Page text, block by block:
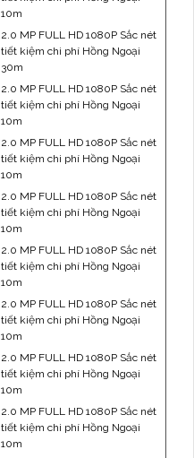
10m
2.0 MP FULL HD 1080P Sắc nét
tiết kiệm chi phí Hồng Ngoại
30m
2.0 MP FULL HD 1080P Sắc nét
tiết kiệm chi phí Hồng Ngoại
10m
2.0 MP FULL HD 1080P Sắc nét
tiết kiệm chi phí Hồng Ngoại
10m
2.0 MP FULL HD 1080P Sắc nét
tiết kiệm chi phí Hồng Ngoại
10m
2.0 MP FULL HD 1080P Sắc nét
tiết kiệm chi phí Hồng Ngoại
10m
2.0 MP FULL HD 1080P Sắc nét
tiết kiệm chi phí Hồng Ngoại
10m
2.0 MP FULL HD 1080P Sắc nét
tiết kiệm chi phí Hồng Ngoại
10m
2.0 MP FULL HD 1080P Sắc nét
tiết kiệm chi phí Hồng Ngoại
10m